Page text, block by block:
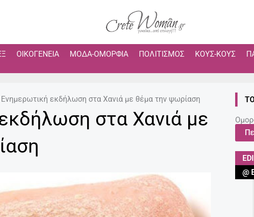
ΟΙΚΟΓΈΝΕΙΑ ΜΌΔΑ-ΟΜΟΡΦΙΆ ΠΟΛΙΤΙΣΜΌΣ ΚΟΥΣ-ΚΟΥΣ
Eνημερωτική εκδήλωση στα Χανιά με θέμα την ψωρίαση
στα Χανιά με
@